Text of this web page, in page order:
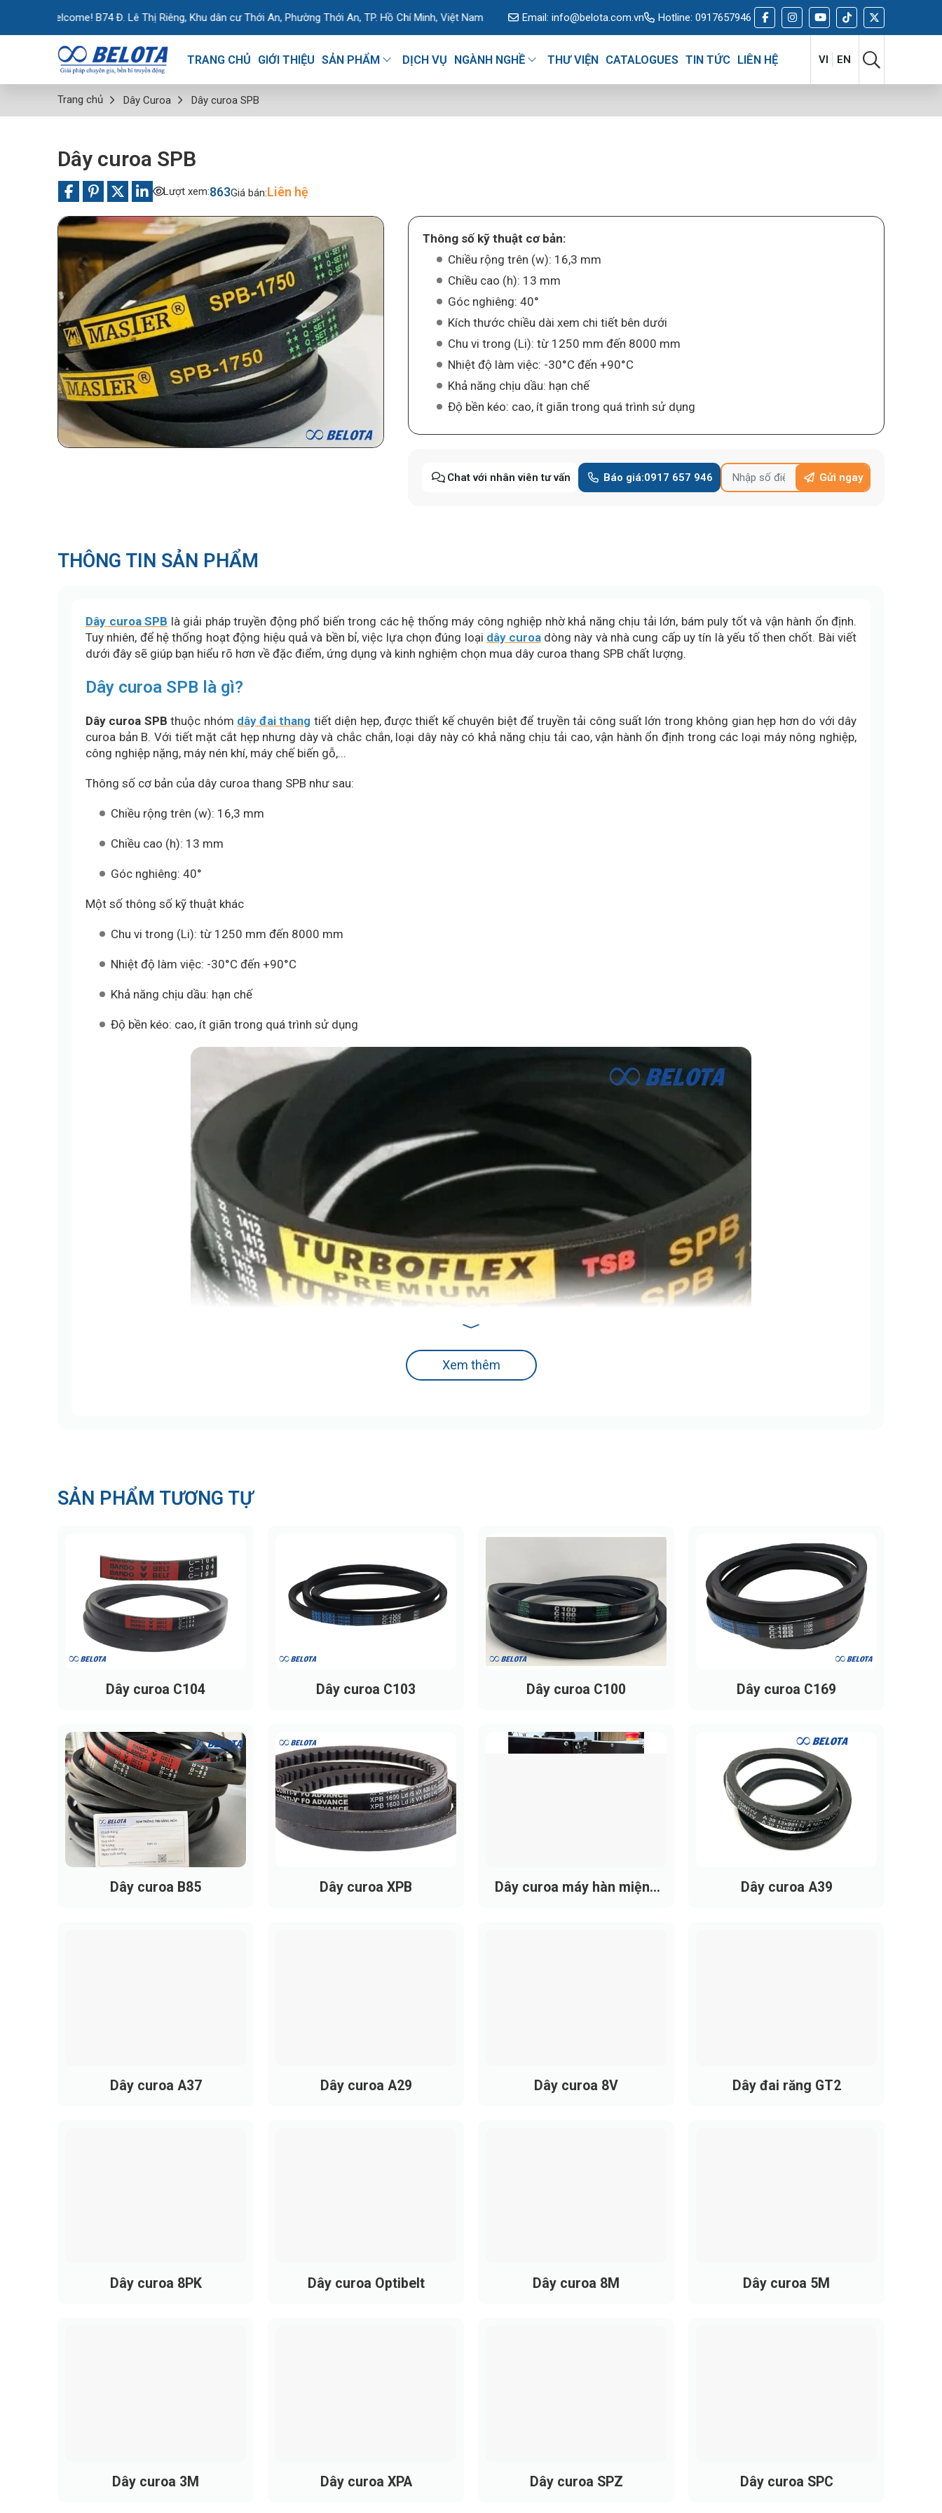
B74 Đ. Lê Thị Riêng, Khu dân cư Thới An, Phường Thới An, TP. Hồ Chí Minh, Việt Nam Email: info@belota.com.vn Hotline: 0917657946
TRANG CHỦ GIỚI THIỆU SẢN PHẨM DỊCH VỤ NGÀNH NGHỀ THƯ VIỆN CATALOGUES TIN TỨC LIÊN HỆ VI EN
Trang chủ Dây Curoa Dây curoa SPB
Dây curoa SPB
Lượt xem:863Giá bán:Liên hệ
Thông số kỹ thuật cơ bản:
Chiều rộng trên (w): 16,3 mm
Chiều cao (h): 13 mm
Góc nghiêng: 40°
Kích thước chiều dài xem chi tiết bên dưới
Chu vi trong (Li): từ 1250 mm đến 8000 mm
Nhiệt độ làm việc: -30°C đến +90°C
Khả năng chịu dầu: hạn chế
Độ bền kéo: cao, ít giãn trong quá trình sử dụng
Chat với nhân viên tư vấn Báo giá:0917 657 946 Gửi ngay
THÔNG TIN SẢN PHẨM
Dây curoa SPB là giải pháp truyền động phổ biến trong các hệ thống máy công nghiệp nhờ khả năng chịu tải lớn, bám puly tốt và vận hành ổn định.
Tuy nhiên, để hệ thống hoạt động hiệu quả và bền bỉ, việc lựa chọn đúng loại dây curoadòng này và nhà cung cấp uy tín là yếu tố then chốt. Bài viết
dưới đây sẽ giúp bạn hiểu rõ hơn về đặc điểm, ứng dụng và kinh nghiệm chọn mua dây curoa thang SPB chất lượng.
Dây curoa SPB là gì?
Dây curoa SPB thuộc nhóm dây đai thang tiết diện hẹp, được thiết kế chuyên biệt để truyền tải công suất lớn trong không gian hẹp hơn do với dây
curoa bản B. Với tiết mặt cắt hẹp nhưng dày và chắc chắn, loại dây này có khả năng chịu tải cao, vận hành ổn định trong các loại máy nông nghiệp,
công nghiệp nặng, máy nén khí, máy chế biến gỗ,...
Thông số cơ bản của dây curoa thang SPB như sau:
Chiều rộng trên (w): 16,3 mm
Chiều cao (h): 13 mm
Góc nghiêng: 40°
Một số thông số kỹ thuật khác
Chu vi trong (Li): từ 1250 mm đến 8000 mm
Nhiệt độ làm việc: -30°C đến +90°C
Khả năng chịu dầu: hạn chế
Độ bền kéo: cao, ít giãn trong quá trình sử dụng
Cấu tạo của dây curoa thang SPB
Lớp vải bố: Làm từ sợi địa kỹ thuật, giúp tăng độ ma sát, chống bụi bẩn, dầu mỡ và ẩm mốc.
Sợi lõi chịu lực Polyester: Chịu kéo tốt, chống giãn dài, giúp dây bền và ổn định.
Lớp cao su cách nhiệt: Bảo vệ lõi chịu lực, hạn chế ảnh hưởng từ nhiệt sinh ra do ma sát.
Lớp gia cố tăng cường: Giúp dây đai chịu tải tốt, không biến dạng khi làm việc lâu dài.
Xem thêm
SẢN PHẨM TƯƠNG TỰ
Dây curoa C104 Dây curoa C103 Dây curoa C100 Dây curoa C169
Dây curoa B85 Dây curoa XPB
Dây curoa máy hàn miệng
Dây curoa A39
Dây curoa A37 Dây curoa A29 Dây curoa 8V Dây đai răng GT2
Dây curoa 8PK Dây curoa Optibelt Dây curoa 8M Dây curoa 5M
Dây curoa 3M Dây curoa XPA Dây curoa SPZ Dây curoa SPC